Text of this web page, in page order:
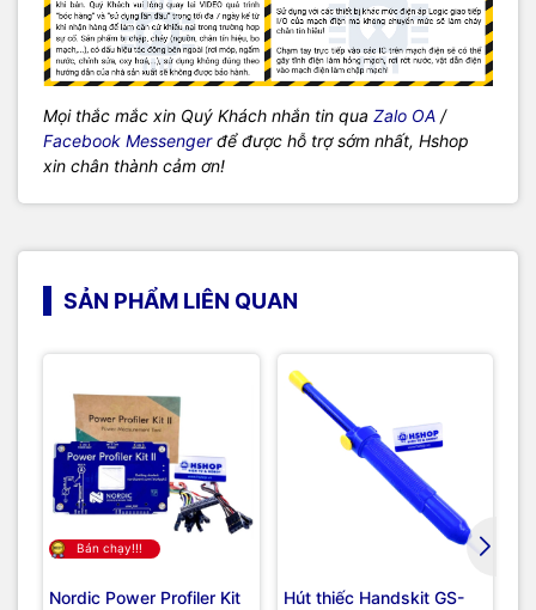
Mọi thắc mắc xin Quý Khách nhắn tin qua Zalo OA /
Facebook Messengerđể được hỗ trợ sớm nhất, Hshop
xin chân thành cảm ơn!
SẢN PHẨM LIÊN QUAN
Bán chạy!!!
Nordic Power Profiler Kit
Hút thiếc Handskit GS-